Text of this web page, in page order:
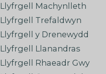
Llyfrgell Machynlleth
Llyfrgell Trefaldwyn
Llyfrgell y Drenewydd
Llyfrgell Llanandras
Llyfrgell Rhaeadr Gwy